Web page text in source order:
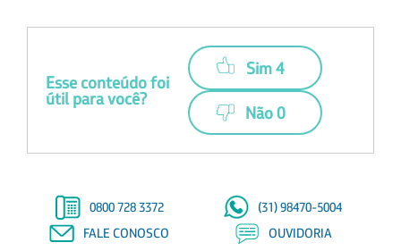
Esse conteúdo foi
útil para você?
Sim 4
Não 0
0800 728 3372
(31) 98470-5004
FALE CONOSCO
OUVIDORIA